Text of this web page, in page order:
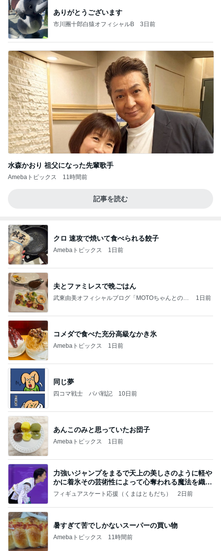
ありがとうございます
市川團十郎白猿オフィシャルB 3日前
水森かおり 祖父になった先輩歌手
Amebaトピックス 11時間前
記事を読む
クロ 速攻で焼いて食べられる餃子
Amebaトピックス 1日前
夫とファミレスで晩ごはん
武東由美オフィシャルブログ「MOTOちゃんとのは
1日前
コメダで食べた充分高級なかき氷
Amebaトピックス 1日前
同じ夢
四コマ戦士 パパ戦記 10日前
あんこのみと思っていたお団子
Amebaトピックス 1日前
力強いジャンプをまるで天上の美しさのように軽や
かに着氷その芸術性によって心奪われる魔法を織り
なす
フィギュアスケート応援（くまはともだち） 2日前
暑すぎて苦でしかないスーパーの買い物
Amebaトピックス 11時間前